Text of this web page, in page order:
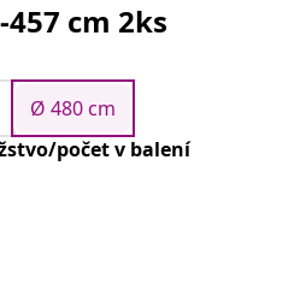
cm 2ks
Ø 480 cm
počet v balení